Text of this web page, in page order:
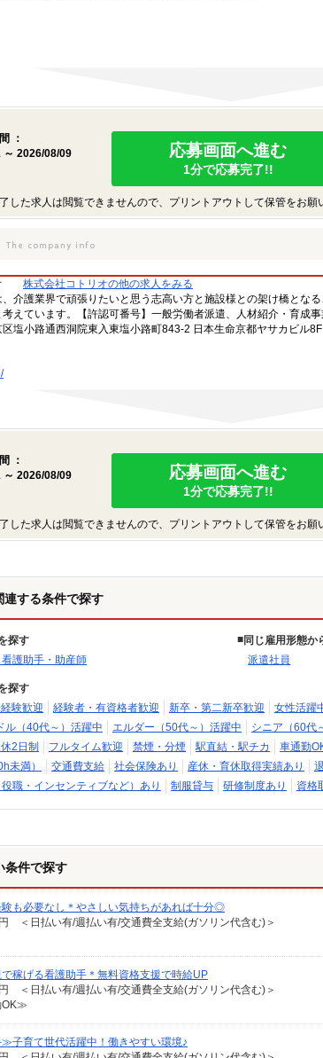
：
～ 2026/08/09
応募画面へ進む
1分で応募完了!!
した求人は閲覧できませんので、プリントアウトして保管をお願
株式会社コトリオの他の求人をみる
、介護業界で頑張りたいと思う志高い方と施設様との架け橋とな
考えています。【許認可番号】一般労働者派遣、人材紹介・育
塩小路通西洞院東入東塩小路町843-2 日本生命京都ヤサカビル8F
：
～ 2026/08/09
応募画面へ進む
1分で応募完了!!
した求人は閲覧できませんので、プリントアウトして保管をお願
連する条件で探す
探す
護助手・助産師
同じ雇用形態か
派遣社員
探す
験歓迎 経験者・有資格者歓迎 新卒・第二新卒歓迎 女性活躍
ル（40代～）活躍中 エルダー（50代～）活躍中 シニア（60代
2日制 フルタイム歓迎 禁煙・分煙 駅直結・駅チカ 車通勤
未満）
交通費支給 社会保険あり 産休・育休取得実績あり
職・インセンティブなど）あり
制服貸与 研修制度あり 資格
条件で探す
も必要なし＊やさしい気持ちがあれば十分◎
＜日払い有/週払い有/交通費全支給(ガソリン代含む)＞
稼げる看護助手＊無料資格支援で時給UP
＜日払い有/週払い有/交通費全支給(ガソリン代含む)＞
子育て世代活躍中！働きやすい環境♪